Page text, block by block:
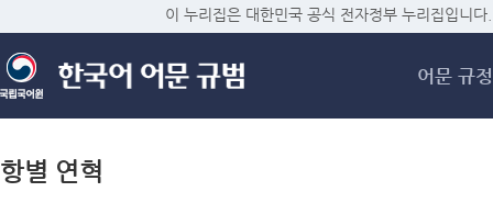
메
이 누리집은 대한민국 공식 전자정부 누리집입니다.
어문 규정
항별 연혁